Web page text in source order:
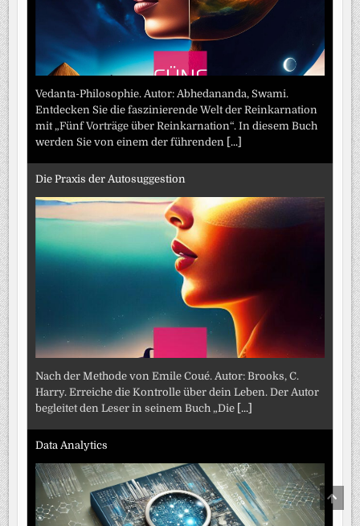
Vedanta-Philosophie. Autor: Abhedananda, Swami.
Entdecken Sie die faszinierende Welt der Reinkarnation
mit „Fünf Vorträge über Reinkarnation“. In diesem Buch
werden Sie von einem der führenden
[...]
Die Praxis der Autosuggestion
Nach der Methode von Emile Coué. Autor: Brooks, C.
Harry. Erreiche die Kontrolle über dein Leben. Der Autor
begleitet den Leser in seinem Buch „Die [...]
Data Analytics
TO
TOP